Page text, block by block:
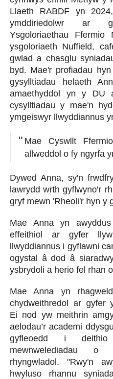
Llaeth RABDF yn
ymddiriedolwr ar
Ysgoloriaethau
ysgoloriaeth Nuffield,
gwlad a chasglu
byd. Mae'r profiadau
gysylltiadau helaeth
amaethyddol yn y DU
cysylltiadau y mae'n
ymgeiswyr llwyddiannus
Mae Cyswllt
allweddol o fy ngyrfa
Dywed Anna, sy'n
lawrydd wrth gyflwyno'r
gryf mewn 'Rheoli'r hyn y
Mae Anna yn
effeithiol ar gyfer
llwyddiannus i gyflawni
ogystal â dod â
ysbrydoli a herio fel rhan
Mae Anna yn
chydweithredol ar gyfer
Ei nod yw meithrin
aelodau’r academi
gyfleoedd i
mewnwelediadau o
rhyngwladol. "Rwy'n
hwyluso rhannu